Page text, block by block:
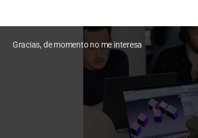
Gracias, de momento no me interesa